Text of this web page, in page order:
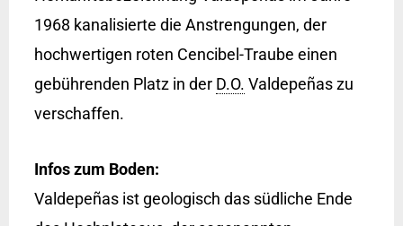
1968 kanalisierte die Anstrengungen, der
hochwertigen roten Cencibel-Traube einen
gebührenden Platz in der D.O. Valdepeñas zu
verschaffen.
Infos zum Boden:
Valdepeñas ist geologisch das südliche Ende